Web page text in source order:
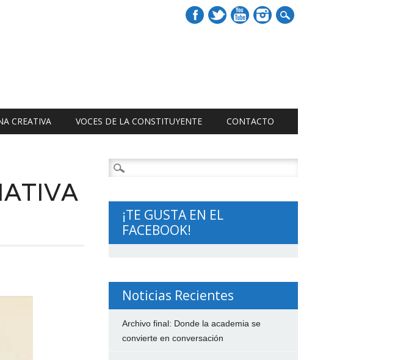
CREATIVA VOCES DE LA CONSTITUYENTE CONTACTO
Buscar:
¡TE GUSTA EN EL
FACEBOOK!
Noticias Recientes
Archivo final: Donde la academia se
convierte en conversación